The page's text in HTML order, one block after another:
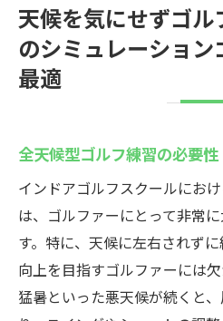
天候に左右されない
最新シミュレーターで
木市鳶尾のCaddyで
シミュレーターの特
リアルなコース再現
スコア管理でさらな
プロとアマチュアの
厚木市でのゴルフ体
24時間営業のインドアゴ
天候を気にせずゴ
のシミュレーション
最適
全天候型ゴルフ練習の必要性
インドアゴルフスクールにお
は、ゴルファーにとって非常
す。特に、天候に左右されず
向上を目指すゴルファーには
猛暑といった悪天候が続くと